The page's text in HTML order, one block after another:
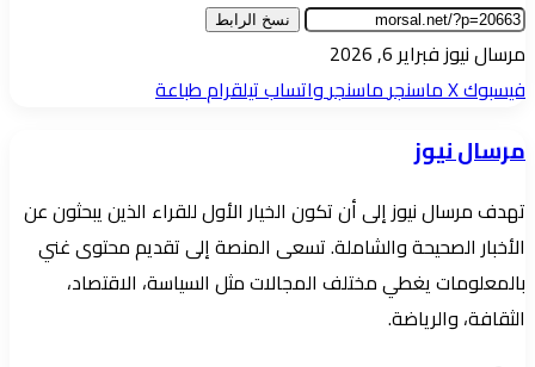
نسخ الرابط
مرسال نيوزأرسل
بريدا
فبراير 6, 2026
فيسبوك‫Xماسنجرماسنجرواتسابتيلقرامطباعة
مرسال نيوز
تهدف مرسال نيوز إلى أن تكون الخيار الأول للقراء الذين يبحثون عن
الأخبار الصحيحة والشاملة. تسعى المنصة إلى تقديم محتوى غني
بالمعلومات يغطي مختلف المجالات مثل السياسة، الاقتصاد،
الثقافة، والرياضة.